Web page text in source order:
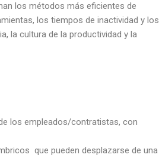
los métodos más eficientes de
los tiempos de inactividad y los
la cultura de la productividad y la
los empleados/contratistas, con
que pueden desplazarse de una